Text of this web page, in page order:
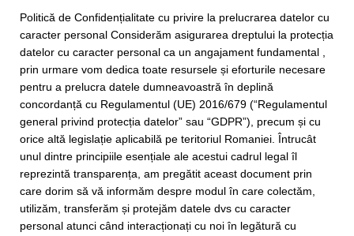
Politică de Confidențialitate cu privire la prelucrarea datelor cu
caracter personal Considerăm asigurarea dreptului la protecția
datelor cu caracter personal ca un angajament fundamental ,
prin urmare vom dedica toate resursele și eforturile necesare
pentru a prelucra datele dumneavoastră în deplină
concordanță cu Regulamentul (UE) 2016/679 (“Regulamentul
general privind protecția datelor” sau “GDPR”), precum și cu
orice altă legislație aplicabilă pe teritoriul Romaniei. Întrucât
unul dintre principiile esențiale ale acestui cadrul legal îl
reprezintă transparența, am pregătit aceast document prin
care dorim să vă informăm despre modul în care colectăm,
utilizăm, transferăm și protejăm datele dvs cu caracter
personal atunci când interacționați cu noi în legătură cu